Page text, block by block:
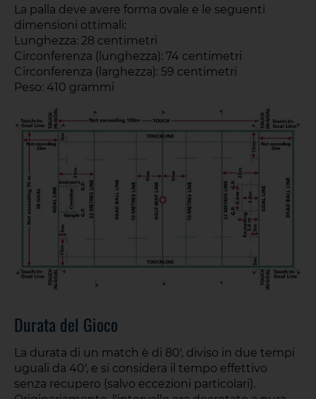
La palla deve avere forma ovale e le seguenti
dimensioni ottimali:
Lunghezza: 28 centimetri
Circonferenza (lunghezza): 74 centimetri
Circonferenza (larghezza): 59 centimetri
Peso: 410 grammi
Durata del Gioco
La durata di un match è di 80', diviso in due tempi
uguali da 40', e si considera il tempo effettivo
senza recupero (salvo eccezioni particolari).